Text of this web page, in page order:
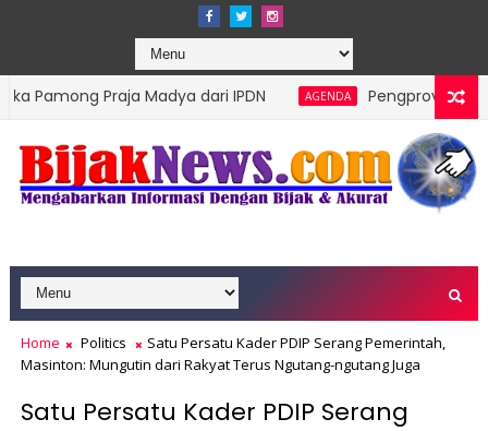
Madya dari IPDN AGENDA
Pengprov Squash
Home Politics
Satu Persatu Kader PDIP Serang Pemerintah,
Masinton: Mungutin dari Rakyat Terus Ngutang-ngutang Juga
Satu Persatu Kader PDIP Serang